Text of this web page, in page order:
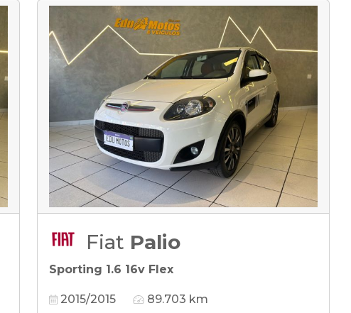
Fiat Palio
Sporting 1.6 16v Flex
2015/2015 89.703 km